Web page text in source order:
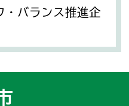
・バランス推進企